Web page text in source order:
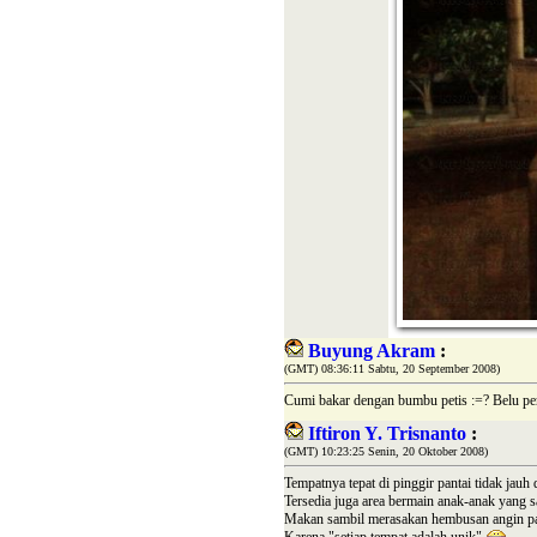
Buyung Akram :
(GMT) 08:36:11 Sabtu, 20 September 2008)
Cumi bakar dengan bumbu petis :=? Belu
Iftiron Y. Trisnanto :
(GMT) 10:23:25 Senin, 20 Oktober 2008)
Tempatnya tepat di pinggir pantai tidak
Tersedia juga area bermain anak-anak yang
Makan sambil merasakan hembusan angin